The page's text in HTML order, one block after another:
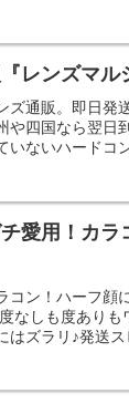
レンズマル
ズ通販。即日発
や四国なら翌日
いないハードコ
愛用！カ
コン！ハーフ顔
なしも度あり
はズラリ♪発送